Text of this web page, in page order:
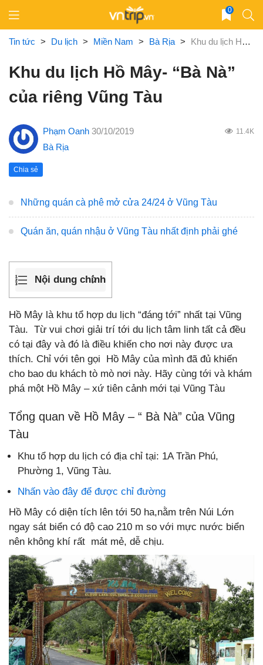
content
0
Tin tức > Du lịch > Miền Nam > Bà Rịa > Khu du lịch Hồ Mây- “Bà Nà” của riêng Vũng Tàu
Khu du lịch Hồ Mây- “Bà Nà”
của riêng Vũng Tàu
Phạm Oanh 30/10/2019 11.4K
Bà Rịa
Chia sẻ
Những quán cà phê mở cửa 24/24 ở Vũng Tàu
Quán ăn, quán nhậu ở Vũng Tàu nhất định phải ghé
Nội dung chính
Hồ Mây là khu tổ hợp du lịch “đáng tới” nhất tại Vũng
Tàu. Từ vui chơi giải trí tới du lịch tâm linh tất cả đều
có tại đây và đó là điều khiến cho nơi này được ưa
thích. Chỉ với tên gọi Hồ Mây của mình đã đủ khiến
cho bao du khách tò mò nơi này. Hãy cùng tới và khám
phá một Hồ Mây – xứ tiên cảnh mới tại Vũng Tàu
Tổng quan về Hồ Mây – “ Bà Nà” của Vũng
Tàu
Khu tổ hợp du lịch có địa chỉ tại: 1A Trần Phú,
Phường 1, Vũng Tàu.
Nhấn vào đây để được chỉ đường
Hồ Mây có diện tích lên tới 50 ha,nằm trên Núi Lớn
ngay sát biển có độ cao 210 m so với mực nước biển
nên không khí rất mát mẻ, dễ chịu.